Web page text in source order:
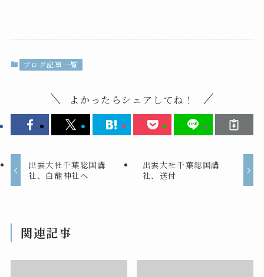
ブログ記事一覧
よかったらシェアしてね！
出雲大社千葉総国講
社、白龍神社へ
出雲大社千葉総国講
社、送付
関連記事